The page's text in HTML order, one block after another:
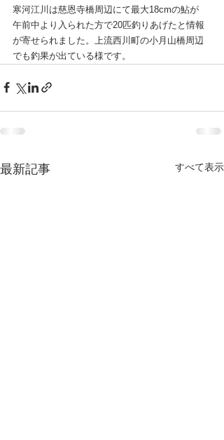
寒河江川は慈恩寺橋周辺にて最大18cmの鮎が
午前中より入られた方で20匹釣りあげたと情報
が寄せられました。上流西川町の小月山橋周辺
でも釣果が出ている様です。
最新記事 すべて表示